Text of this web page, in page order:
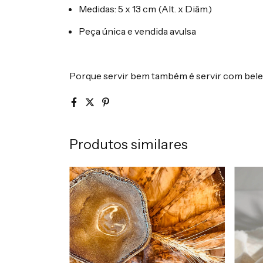
Medidas: 5 x 13 cm (Alt. x Diâm.)
Peça única e vendida avulsa
Porque servir bem também é servir com
Produtos similares